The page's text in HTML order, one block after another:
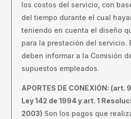
los costos del servicio, con
del tiempo durante el cual
teniendo en cuenta el diseño
para la prestación del servicio.
deben informar a la Comisión
supuestos empleados.
APORTES DE CONEXIÓN:
Ley 142 de 1994 y art. 1
2003) Son los pagos que